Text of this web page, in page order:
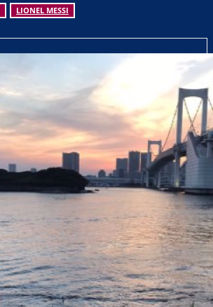
LIONEL MESSI